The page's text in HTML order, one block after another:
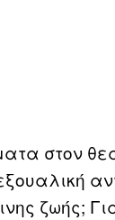
στον
ζωής;